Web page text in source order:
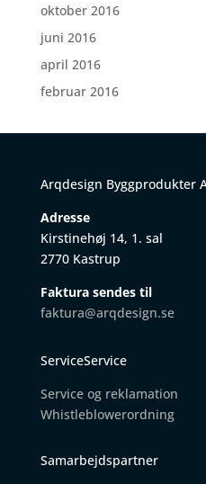
oktober 2016
juni 2016
april 2016
februar 2016
Arqdesign Byggprodukter
Adresse
Kirstinehøj 14, 1. sal
2770 Kastrup
Faktura sendes til
faktura@arqdesign.se
ServiceService
Service og reklamation
Whistleblowerordning
Samarbejdspartner